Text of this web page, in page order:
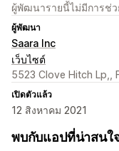
ผู้พัฒนารายนี้ไม่มีการช่ว
ผู้พัฒนา
Saara Inc
เว็บไซต์
5523 Clove Hitch Lp,,
เปิดตัวแล้ว
12 สิงหาคม 2021
พบกับแอปที่น่าสนใ